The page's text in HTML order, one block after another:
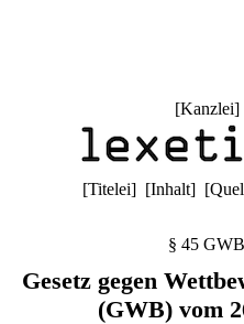
[Kanzlei]
[Titelei] [Inhalt] [
§ 45
Gesetz gegen
(GWB) vom